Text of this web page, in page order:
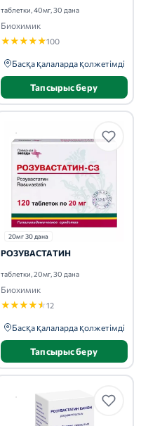
таблетки, 40мг, 30 дана
Биохимик
★★★★★100
Басқа қалаларда қолжетімді
Тапсырыс беру
20мг 30 дана
РОЗУВАСТАТИН
таблетки, 20мг, 30 дана
Биохимик
★★★★★12
Басқа қалаларда қолжетімді
Тапсырыс беру